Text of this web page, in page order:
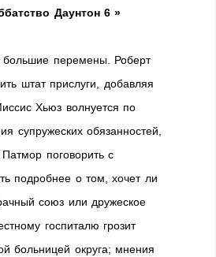
Даунтон 6 »
большие перемены. Роберт
штат прислуги, добавляя
Хьюз волнуется по
супружеских обязанностей,
поговорить с
подробнее о том, хочет ли
союз или дружеское
госпиталю грозит
больницей округа; мнения